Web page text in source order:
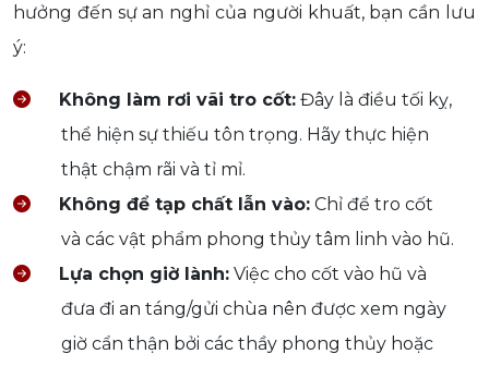
hưởng đến sự an nghỉ của người khuất, bạn cần lưu
ý:
Không làm rơi vãi tro cốt: Đây là điều tối kỵ,
thể hiện sự thiếu tôn trọng. Hãy thực hiện
thật chậm rãi và tỉ mỉ.
Không để tạp chất lẫn vào: Chỉ để tro cốt
và các vật phẩm phong thủy tâm linh vào hũ.
Lựa chọn giờ lành: Việc cho cốt vào hũ và
đưa đi an táng/gửi chùa nên được xem ngày
giờ cẩn thận bởi các thầy phong thủy hoặc